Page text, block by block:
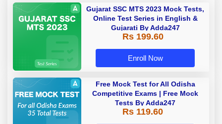
Gujarat SSC MTS 2023 Mock Tests,
Online Test Series in English &
Gujarati By Adda247
Rs 199.60
Enroll Now
Free Mock Test for All Odisha
Competitive Exams | Free Mock
Tests By Adda247
Rs 119.60